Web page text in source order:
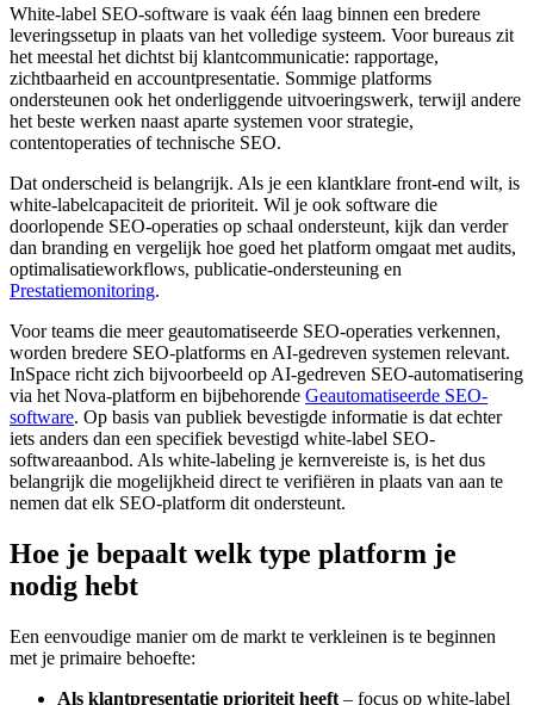
White-label SEO-software is vaak één laag binnen een bredere
leveringssetup in plaats van het volledige systeem. Voor bureaus zit
het meestal het dichtst bij klantcommunicatie: rapportage,
zichtbaarheid en accountpresentatie. Sommige platforms
ondersteunen ook het onderliggende uitvoeringswerk, terwijl andere
het beste werken naast aparte systemen voor strategie,
contentoperaties of technische SEO.
Dat onderscheid is belangrijk. Als je een klantklare front-end wilt, is
white-labelcapaciteit de prioriteit. Wil je ook software die
doorlopende SEO-operaties op schaal ondersteunt, kijk dan verder
dan branding en vergelijk hoe goed het platform omgaat met audits,
optimalisatieworkflows, publicatie-ondersteuning en
Prestatiemonitoring.
Voor teams die meer geautomatiseerde SEO-operaties verkennen,
worden bredere SEO-platforms en AI-gedreven systemen relevant.
InSpace richt zich bijvoorbeeld op AI-gedreven SEO-automatisering
via het Nova-platform en bijbehorende Geautomatiseerde SEO-
software. Op basis van publiek bevestigde informatie is dat echter
iets anders dan een specifiek bevestigd white-label SEO-
softwareaanbod. Als white-labeling je kernvereiste is, is het dus
belangrijk die mogelijkheid direct te verifiëren in plaats van aan te
nemen dat elk SEO-platform dit ondersteunt.
Hoe je bepaalt welk type platform je
nodig hebt
Een eenvoudige manier om de markt te verkleinen is te beginnen
met je primaire behoefte:
Als klantpresentatie prioriteit heeft – focus op white-label